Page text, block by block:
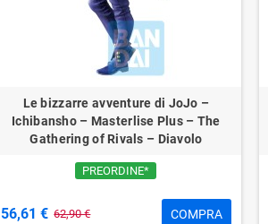
Le bizzarre avventure di JoJo –
Ichibansho – Masterlise Plus – The
Gathering of Rivals – Diavolo
PREORDINE*
56,61 € 62,90 € COMPRA